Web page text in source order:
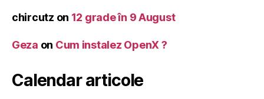
chircutz on 12 grade în 9 August
Geza on Cum instalez OpenX ?
Calendar articole